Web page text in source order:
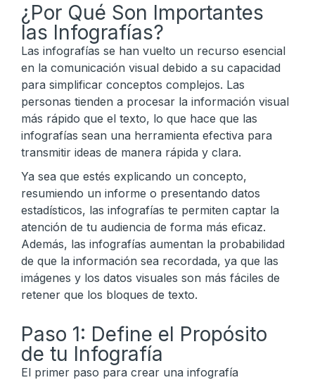
¿Por Qué Son Importantes
las Infografías?
Las infografías se han vuelto un recurso esencial
en la comunicación visual debido a su capacidad
para simplificar conceptos complejos. Las
personas tienden a procesar la información visual
más rápido que el texto, lo que hace que las
infografías sean una herramienta efectiva para
transmitir ideas de manera rápida y clara.
Ya sea que estés explicando un concepto,
resumiendo un informe o presentando datos
estadísticos, las infografías te permiten captar la
atención de tu audiencia de forma más eficaz.
Además, las infografías aumentan la probabilidad
de que la información sea recordada, ya que las
imágenes y los datos visuales son más fáciles de
retener que los bloques de texto.
Paso 1: Define el Propósito
de tu Infografía
El primer paso para crear una infografía